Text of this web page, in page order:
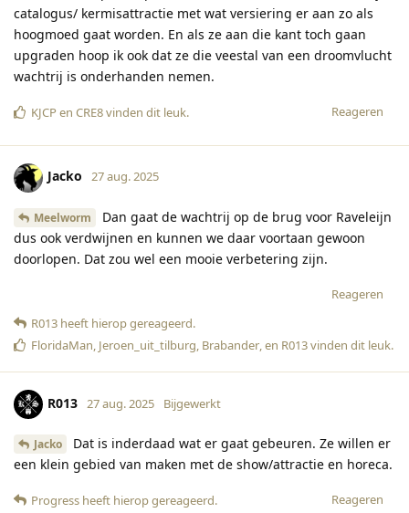
catalogus/ kermisattractie met wat versiering er aan zo als
hoogmoed gaat worden. En als ze aan die kant toch gaan
upgraden hoop ik ook dat ze die veestal van een droomvlucht
wachtrij is onderhanden nemen.
Reageren
KJCPen CRE8vinden dit leuk.
Jacko 27 aug. 2025
Meelworm
Dan gaat de wachtrij op de brug voor Raveleijn
dus ook verdwijnen en kunnen we daar voortaan gewoon
doorlopen. Dat zou wel een mooie verbetering zijn.
Reageren
R013 heeft hierop gereageerd.
FloridaMan, Jeroen_uit_tilburg, Brabander, en R013vinden dit leuk.
R013 27 aug. 2025 Bijgewerkt
Jacko
Dat is inderdaad wat er gaat gebeuren. Ze willen er
een klein gebied van maken met de show/attractie en horeca.
Reageren
Progress heeft hierop gereageerd.